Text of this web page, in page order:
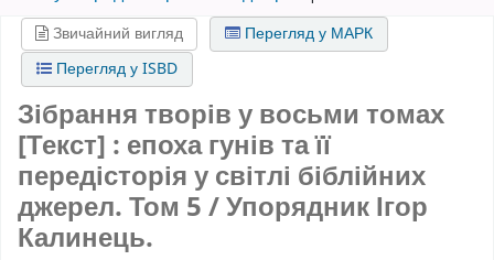
Звичайний вигляд
Перегляд у МАРК
Перегляд у ISBD
Зібрання творів у восьми томах
[Текст] : епоха гунів та її
передісторія у світлі біблійних
джерел.Том 5/ Упорядник Ігор
Калинець.